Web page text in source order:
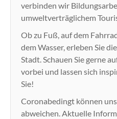
verbinden wir
umweltverträglichem
Ob zu Fuß, auf dem
dem Wasser, erleben Sie
Stadt. Schauen Sie gerne
vorbei und lassen sich
Sie!
Coronabedingt können
abweichen. Aktuelle